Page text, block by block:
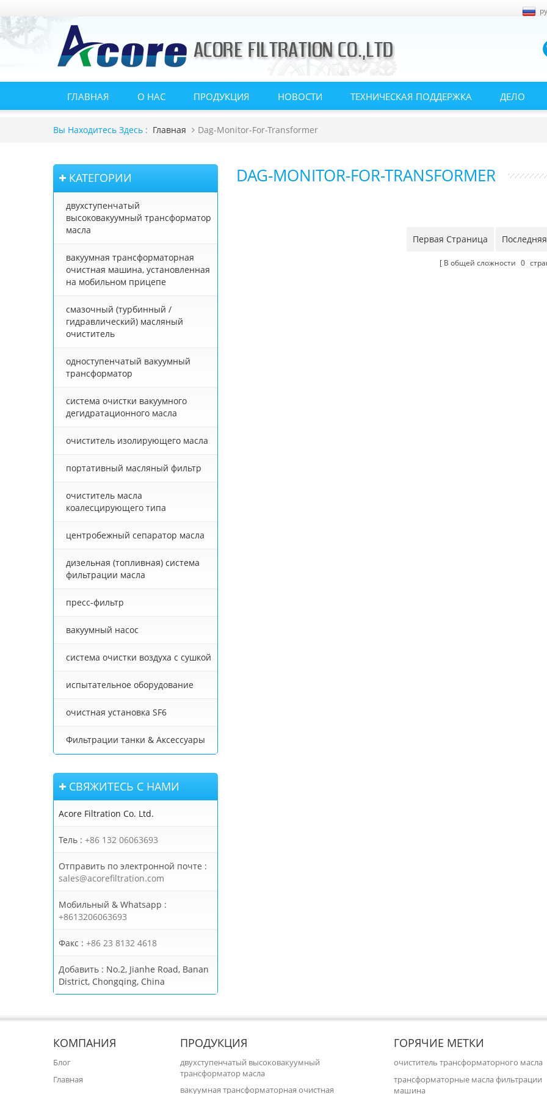
ГЛАВНАЯ О НАС ПРОДУКЦИЯ НОВОСТИ ТЕХНИЧЕСКАЯ ПОДДЕРЖКА ДЕЛО
Вы Находитесь Здесь : Главная Dag-Monitor-For-Transformer
КАТЕГОРИИ
двухступенчатый
высоковакуумный трансформатор
масла
вакуумная трансформаторная
очистная машина, установленная
на мобильном прицепе
смазочный (турбинный /
гидравлический) масляный
очиститель
одноступенчатый вакуумный
трансформатор
система очистки вакуумного
дегидратационного масла
очиститель изолирующего масла
портативный масляный фильтр
очиститель масла
коалесцирующего типа
центробежный сепаратор масла
дизельная (топливная) система
фильтрации масла
пресс-фильтр
вакуумный насос
система очистки воздуха с сушкой
испытательное оборудование
очистная установка SF6
Фильтрации танки & Аксессуары
СВЯЖИТЕСЬ С НАМИ
Acore Filtration Co. Ltd.
Тель : +86 132 06063693
Отправить по электронной почте :
sales@acorefiltration.com
Мобильный & Whatsapp :
+8613206063693
Факс : +86 23 8132 4618
Добавить : No.2, Jianhe Road, Banan
District, Chongqing, China
DAG-MONITOR-FOR-TRANSFORMER
Первая Страница
В общей сложности 0
КОМПАНИЯ
Блог
Главная
ПРОДУКЦИЯ
двухступенчатый высоковакуумный
трансформатор масла
вакуумная трансформаторная очистная
ГОРЯЧИЕ МЕТКИ
очиститель трансформаторного масла
трансформаторные масла фильтрации
машина